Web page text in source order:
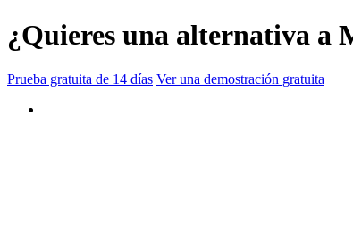
¿Quieres una alternativa a
Prueba gratuita de 14 días Ver una demostración gratuita